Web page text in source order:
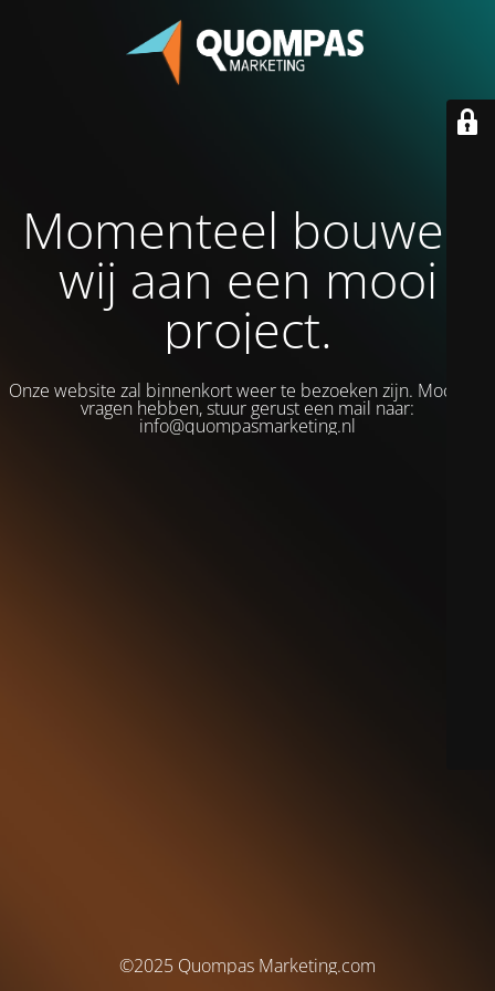
Momenteel bouwen
wij aan een mooi
project.
Onze website zal binnenkort weer te bezoeken zijn. Mocht je
vragen hebben, stuur gerust een mail naar:
info@quompasmarketing.nl
©2025 Quompas Marketing.com